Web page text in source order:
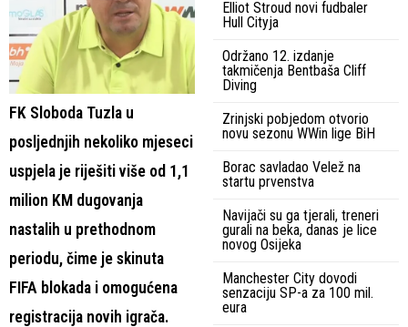
FK Sloboda Tuzla u
posljednjih nekoliko mjeseci
uspjela je riješiti više od 1,1
milion KM dugovanja
nastalih u prethodnom
periodu, čime je skinuta
FIFA blokada i omogućena
registracija novih igrača.
Elliot Stroud novi fudbaler
Hull Cityja
Održano 12. izdanje
takmičenja Bentbaša Cliff
Diving
Zrinjski pobjedom otvorio
novu sezonu WWin lige BiH
Borac savladao Velež na
startu prvenstva
Navijači su ga tjerali, treneri
gurali na beka, danas je lice
novog Osijeka
Manchester City dovodi
senzaciju SP-a za 100 mil.
eura